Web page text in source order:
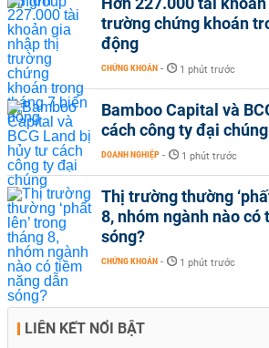
trường chứng khoán
động
CHỨNG KHOÁN - 1 phút trước
Bamboo Capital và
cách công ty đại chúng
DOANH NGHIỆP - 1 phút trước
Thị trường thường
8, nhóm ngành nào có
sóng?
CHỨNG KHOÁN - 1 phút trước
LIÊN KẾT NỔI BẬT